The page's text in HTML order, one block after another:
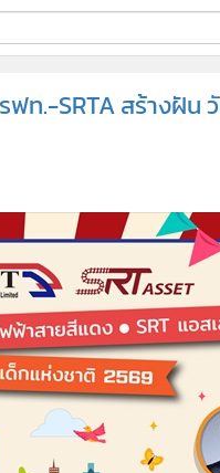
ท.-SRTA สร้างฝัน